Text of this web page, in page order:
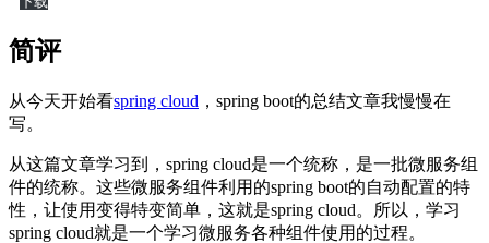
简评
从今天开始看spring cloud ，spring boot的总结文章我慢慢在
写。
从这篇文章学习到，spring cloud是一个统称，是一批微服务组
件的统称。这些微服务组件利用的spring boot的自动配置的特
性，让使用变得特变简单，这就是spring cloud。所以，学习
spring cloud就是一个学习微服务各种组件使用的过程。